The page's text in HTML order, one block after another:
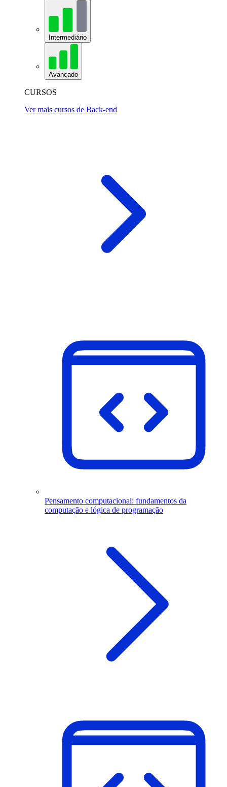
Intermediário
Avançado
CURSOS
Ver mais cursos de Back-end
Pensamento computacional: fundamentos da
computação e lógica de programação